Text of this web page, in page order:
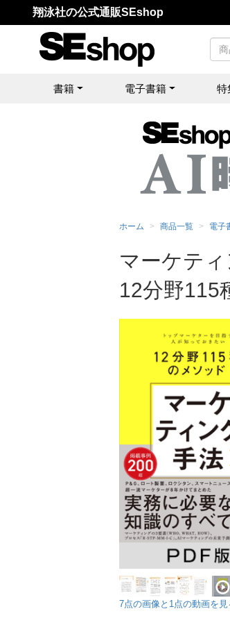
翔泳社の公式通販SEshop
書籍 電子書籍 特
ホーム 商品一覧 電子
マーケテ
12分野115
7点の画像と1点の動画を見